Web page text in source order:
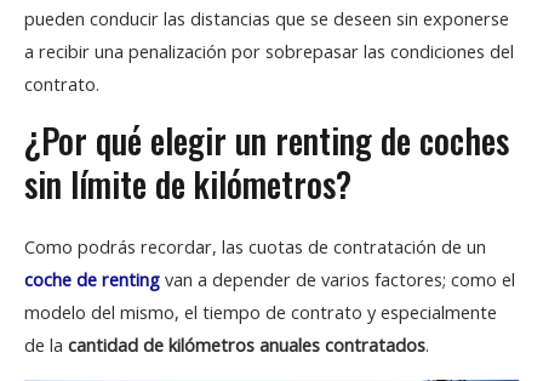
pueden conducir las distancias que se deseen sin exponerse
a recibir una penalización por sobrepasar las condiciones del
contrato.
¿Por qué elegir un renting de coches
sin límite de kilómetros?
Como podrás recordar, las cuotas de contratación de un
coche de renting van a depender de varios factores; como el
modelo del mismo, el tiempo de contrato y especialmente
de la cantidad de kilómetros anuales contratados.